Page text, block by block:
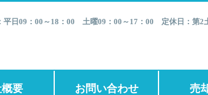
平日09：00～18：00 土曜09：00～17：00 定休日：第
要 お問い合わせ 売